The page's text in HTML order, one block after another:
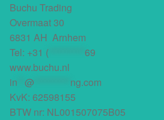
Buchu Trading
Overmaat 30
6831 AH Arnhem
Tel: +31 (
69
www.buchu.nl
in @
ng.com
KvK: 62598155
BTW nr: NL001507075B05